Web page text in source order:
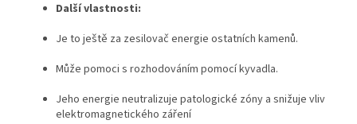
Další vlastnosti:
Je to ještě za zesilovač energie ostatních kamenů.
Může pomoci s rozhodováním pomocí kyvadla.
Jeho energie neutralizuje patologické zóny a snižuje vliv
elektromagnetického záření